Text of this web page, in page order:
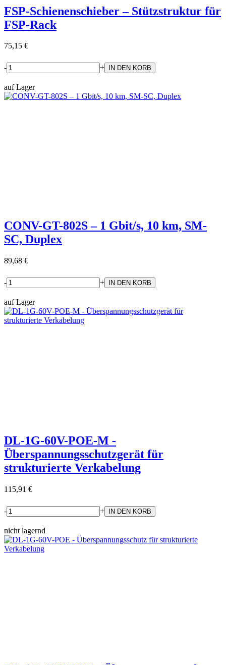
FSP-Schienenschieber – Stützstruktur für
FSP-Rack
75,15 €
- +
auf Lager
CONV-GT-802S – 1 Gbit/s, 10 km, SM-
SC, Duplex
89,68 €
- +
auf Lager
DL-1G-60V-POE-M -
Überspannungsschutzgerät für
strukturierte Verkabelung
115,91 €
- +
nicht lagernd